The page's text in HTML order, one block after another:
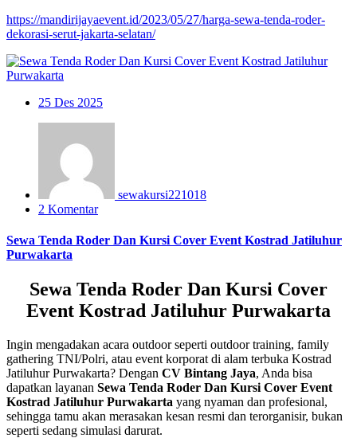
https://mandirijayaevent.id/2023/05/27/harga-sewa-tenda-roder-
dekorasi-serut-jakarta-selatan/
25 Des 2025
sewakursi221018
2 Komentar
Sewa Tenda Roder Dan Kursi Cover Event Kostrad Jatiluhur
Purwakarta
Sewa Tenda Roder Dan Kursi Cover
Event Kostrad Jatiluhur Purwakarta
Ingin mengadakan acara outdoor seperti outdoor training, family
gathering TNI/Polri, atau event korporat di alam terbuka Kostrad
Jatiluhur Purwakarta? Dengan CV Bintang Jaya, Anda bisa
dapatkan layanan Sewa Tenda Roder Dan Kursi Cover Event
Kostrad Jatiluhur Purwakarta yang nyaman dan profesional,
sehingga tamu akan merasakan kesan resmi dan terorganisir, bukan
seperti sedang simulasi darurat.